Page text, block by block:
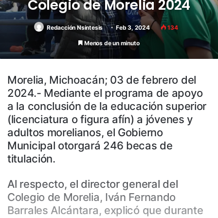
Colegio de Morelia 2024
Redacción Nsintesis Feb 3, 2024 134
Menos de un minuto
Morelia, Michoacán; 03 de febrero del
2024.- Mediante el programa de apoyo
a la conclusión de la educación superior
(licenciatura o figura afín) a jóvenes y
adultos morelianos, el Gobierno
Municipal otorgará 246 becas de
titulación.
Al respecto, el director general del
Colegio de Morelia, Iván Fernando
Barrales Alcántara, explicó que durante